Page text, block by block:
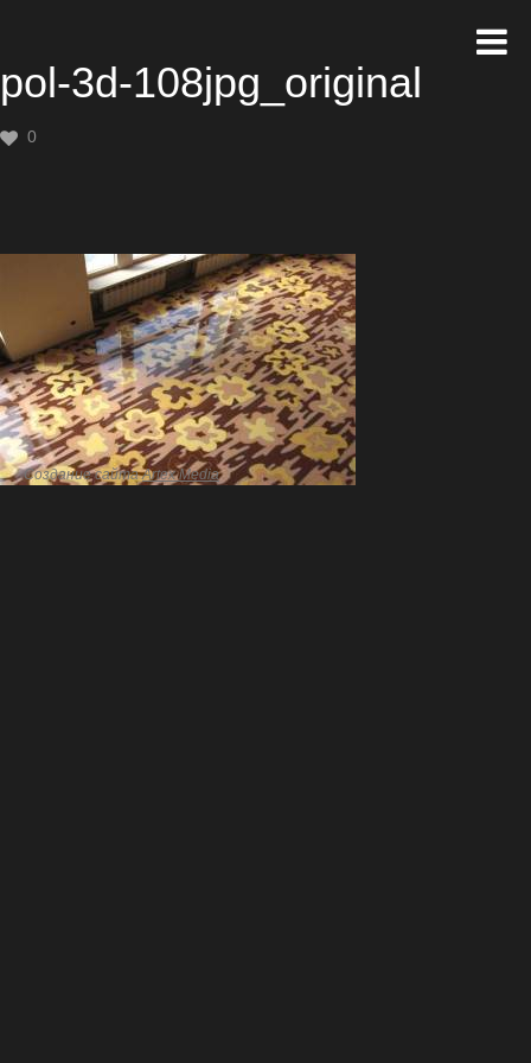
pol-3d-108jpg_original
0
Создание сайтаArtex Media